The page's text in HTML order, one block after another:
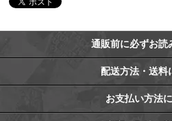
通販前に必ずお読
配送方法・送料
お支払い方法